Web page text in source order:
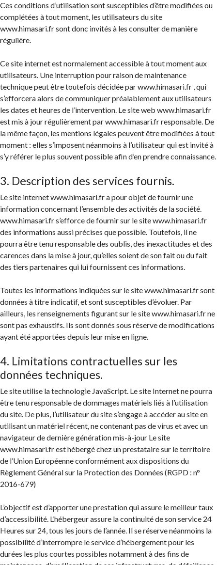
Ces conditions d’utilisation sont susceptibles d’être modifiées ou
complétées à tout moment, les utilisateurs du site
www.himasari.fr sont donc invités à les consulter de manière
régulière.
Ce site internet est normalement accessible à tout moment aux
utilisateurs. Une interruption pour raison de maintenance
technique peut être toutefois décidée par www.himasari.fr , qui
s’efforcera alors de communiquer préalablement aux utilisateurs
les dates et heures de l’intervention. Le site web www.himasari.fr
est mis à jour régulièrement par www.himasari.fr responsable. De
la même façon, les mentions légales peuvent être modifiées à tout
moment : elles s’imposent néanmoins à l’utilisateur qui est invité à
s’y référer le plus souvent possible afin d’en prendre connaissance.
3. Description des services fournis.
Le site internet www.himasari.fr a pour objet de fournir une
information concernant l’ensemble des activités de la société.
www.himasari.fr s’efforce de fournir sur le site www.himasari.fr
des informations aussi précises que possible. Toutefois, il ne
pourra être tenu responsable des oublis, des inexactitudes et des
carences dans la mise à jour, qu’elles soient de son fait ou du fait
des tiers partenaires qui lui fournissent ces informations.
Toutes les informations indiquées sur le site www.himasari.fr sont
données à titre indicatif, et sont susceptibles d’évoluer. Par
ailleurs, les renseignements figurant sur le site www.himasari.fr ne
sont pas exhaustifs. Ils sont donnés sous réserve de modifications
ayant été apportées depuis leur mise en ligne.
4. Limitations contractuelles sur les
données techniques.
Le site utilise la technologie JavaScript. Le site Internet ne pourra
être tenu responsable de dommages matériels liés à l’utilisation
du site. De plus, l’utilisateur du site s’engage à accéder au site en
utilisant un matériel récent, ne contenant pas de virus et avec un
navigateur de dernière génération mis-à-jour Le site
www.himasari.fr est hébergé chez un prestataire sur le territoire
de l’Union Européenne conformément aux dispositions du
Règlement Général sur la Protection des Données (RGPD : n°
2016-679)
L’objectif est d’apporter une prestation qui assure le meilleur taux
d’accessibilité. L’hébergeur assure la continuité de son service 24
Heures sur 24, tous les jours de l’année. Il se réserve néanmoins la
possibilité d’interrompre le service d’hébergement pour les
durées les plus courtes possibles notamment à des fins de